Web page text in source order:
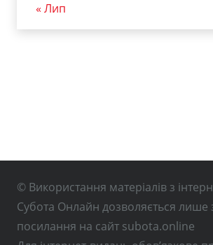
« Лип
© Використання матеріалів з
Субота Онлайн дозволяється лише
посилання на сайт subota.online